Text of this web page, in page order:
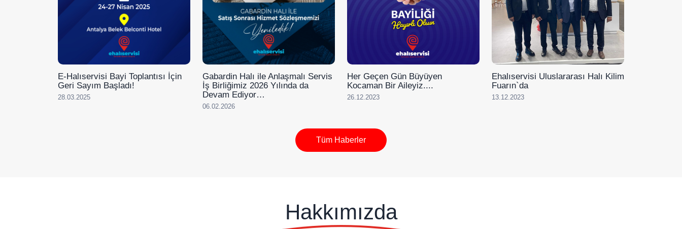
E-Halıservisi Bayi Toplantısı İçin
Geri Sayım Başladı!
28.03.2025
Gabardin Halı ile Anlaşmalı Servis
İş Birliğimiz 2026 Yılında da
Devam Ediyor…
06.02.2026
Her Geçen Gün Büyüyen
Kocaman Bir Aileyiz....
26.12.2023
Ehalıservisi Uluslararası Halı Kilim
Fuarın`da
13.12.2023
Tüm Haberler
Hakkımızda